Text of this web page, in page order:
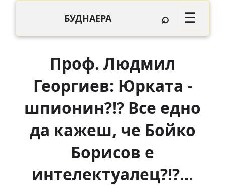
БУДНАЕРА ⌕ ☰
Проф. Людмил
Георгиев: Юрката -
шпионин?!? Все едно
да кажеш, че Бойко
Борисов е
интелектуалец?!?...